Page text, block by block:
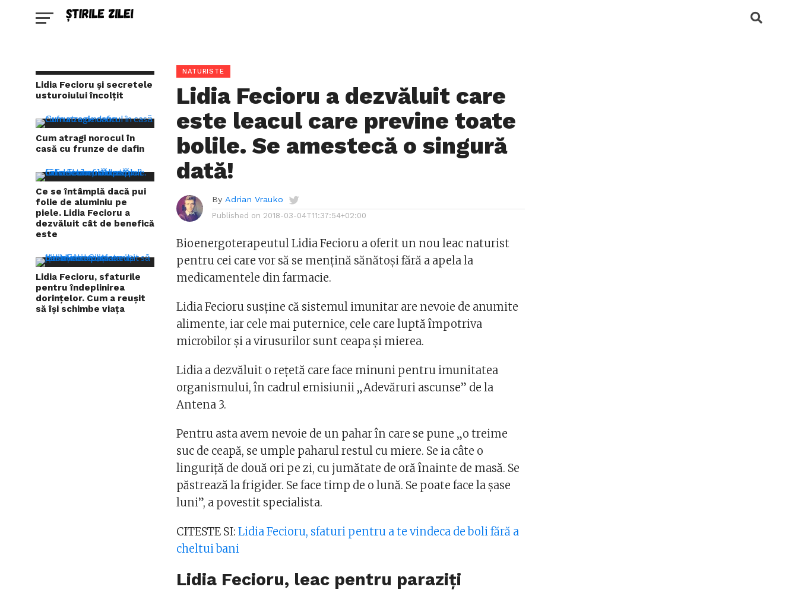
Lidia Fecioru și secretele
usturoiului încolțit
Cum atragi norocul în
casă cu frunze de dafin
Ce se întâmplă dacă pui
folie de aluminiu pe
piele. Lidia Fecioru a
dezvăluit cât de benefică
este
Lidia Fecioru, sfaturile
pentru îndeplinirea
dorințelor. Cum a reușit
să își schimbe viața
NATURISTE
Lidia Fecioru a dezvăluit care
este leacul care previne toate
bolile. Se amestecă o singură
dată!
By Adrian Vrauko
Published on 2018-03-04T11:37:54+02:00
Bioenergoterapeutul Lidia Fecioru a oferit un nou leac naturist
pentru cei care vor să se mențină sănătoși fără a apela la
medicamentele din farmacie.
Lidia Fecioru susține că sistemul imunitar are nevoie de anumite
alimente, iar cele mai puternice, cele care luptă împotriva
microbilor și a virusurilor sunt ceapa și mierea.
Lidia a dezvăluit o rețetă care face minuni pentru imunitatea
organismului, în cadrul emisiunii „Adevăruri ascunse” de la
Antena 3.
Pentru asta avem nevoie de un pahar în care se pune „o treime
suc de ceapă, se umple paharul restul cu miere. Se ia câte o
linguriță de două ori pe zi, cu jumătate de oră înainte de masă. Se
păstrează la frigider. Se face timp de o lună. Se poate face la șase
luni”, a povestit specialista.
CITESTE SI:Lidia Fecioru, sfaturi pentru a te vindeca de boli fără a
cheltui bani
Lidia Fecioru, leac pentru paraziți